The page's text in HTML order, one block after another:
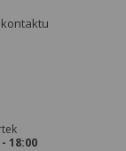
18:00